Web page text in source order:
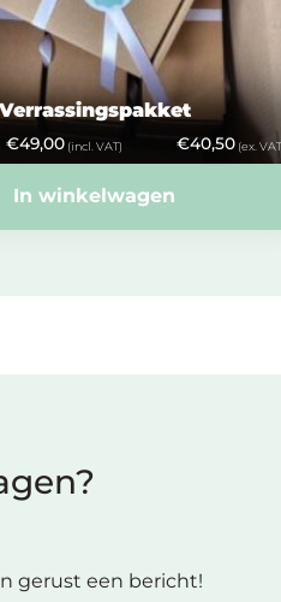
Verrassingspakket
€49,00 (incl. VAT) €40,50(ex.
In winkelwagen
gerust een bericht!